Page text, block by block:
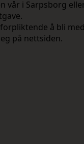
vår i Sarpsborg
å bli
på nettsiden.